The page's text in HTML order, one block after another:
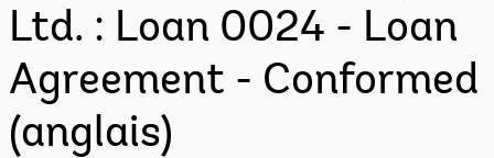
Ltd. : Loan 0024 - Loan
Agreement - Conformed
(anglais)